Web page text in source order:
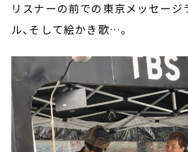
リスナーの前での東京メッセージ
ル、そして絵かき歌…。